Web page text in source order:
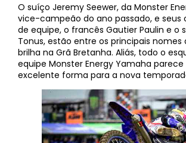
O suíço Jeremy Seewer, da Monster
vice-campeão do ano passado, e seus
de equipe, o francês Gautier Paulin e o
Tonus, estão entre os principais nomes
brilha na Grã Bretanha. Aliás, todo o
equipe Monster Energy Yamaha
excelente forma para a nova